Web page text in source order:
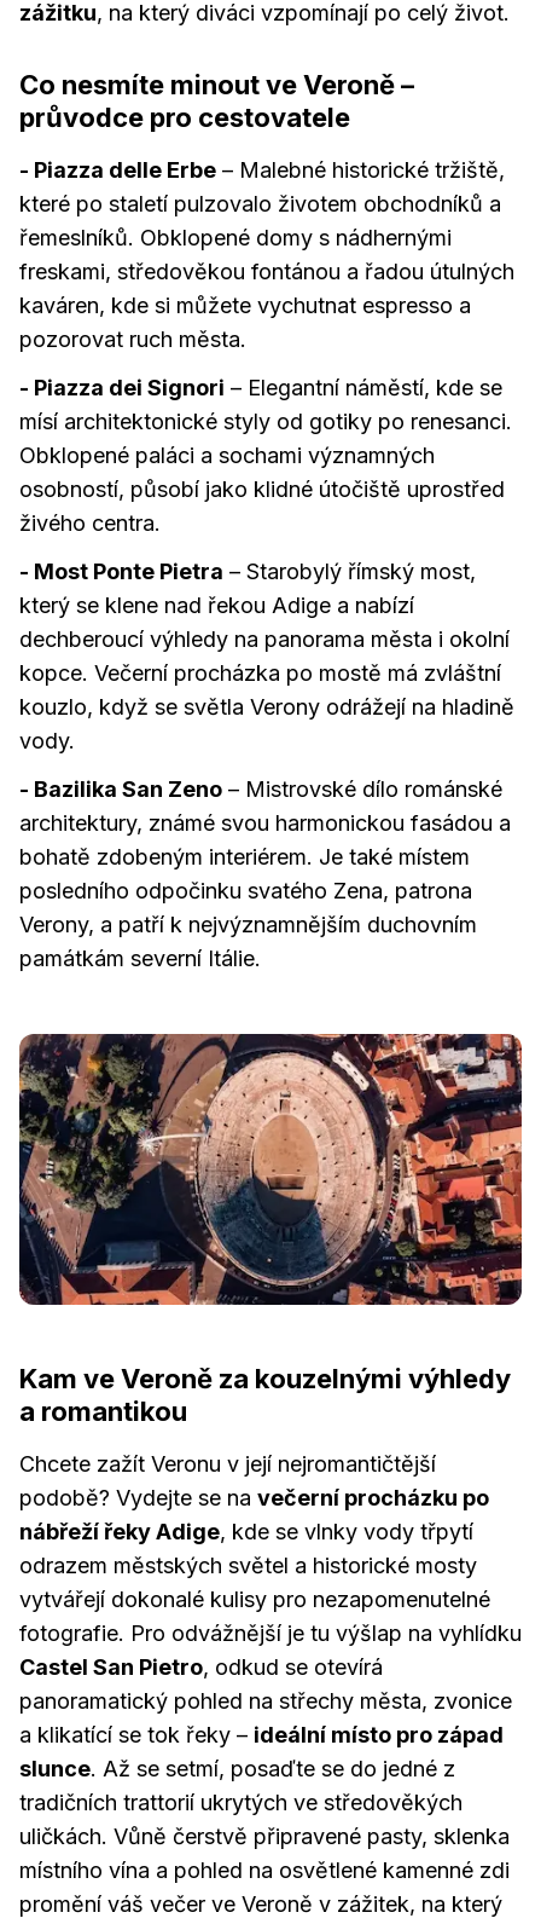
zážitku, na který diváci vzpomínají po celý život.
Co nesmíte minout ve Veroně –
průvodce pro cestovatele
- Piazza delle Erbe – Malebné historické tržiště,
které po staletí pulzovalo životem obchodníků a
řemeslníků. Obklopené domy s nádhernými
freskami, středověkou fontánou a řadou útulných
kaváren, kde si můžete vychutnat espresso a
pozorovat ruch města.
- Piazza dei Signori – Elegantní náměstí, kde se
mísí architektonické styly od gotiky po renesanci.
Obklopené paláci a sochami významných
osobností, působí jako klidné útočiště uprostřed
živého centra.
- Most Ponte Pietra – Starobylý římský most,
který se klene nad řekou Adige a nabízí
dechberoucí výhledy na panorama města i okolní
kopce. Večerní procházka po mostě má zvláštní
kouzlo, když se světla Verony odrážejí na hladině
vody.
- Bazilika San Zeno – Mistrovské dílo románské
architektury, známé svou harmonickou fasádou a
bohatě zdobeným interiérem. Je také místem
posledního odpočinku svatého Zena, patrona
Verony, a patří k nejvýznamnějším duchovním
památkám severní Itálie.
Kam ve Veroně za kouzelnými výhledy
a romantikou
Chcete zažít Veronu v její nejromantičtější
podobě? Vydejte se na večerní procházku po
nábřeží řeky Adige, kde se vlnky vody třpytí
odrazem městských světel a historické mosty
vytvářejí dokonalé kulisy pro nezapomenutelné
fotografie. Pro odvážnější je tu výšlap na vyhlídku
Castel San Pietro, odkud se otevírá
panoramatický pohled na střechy města, zvonice
a klikatící se tok řeky – ideální místo pro západ
slunce. Až se setmí, posaďte se do jedné z
tradičních trattorií ukrytých ve středověkých
uličkách. Vůně čerstvě připravené pasty, sklenka
místního vína a pohled na osvětlené kamenné zdi
promění váš večer ve Veroně v zážitek, na který